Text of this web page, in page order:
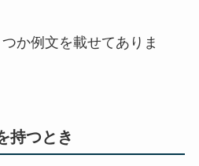
か例文を載せてありま
持つとき